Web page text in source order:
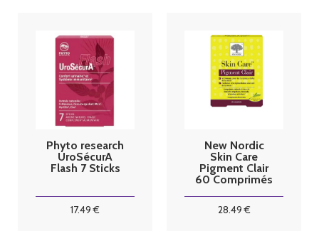
Phyto research
UroSécurA
Flash 7 Sticks
17.49 €
New Nordic
Skin Care
Pigment Clair
60 Comprimés
28.49€